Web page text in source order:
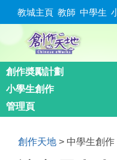
教城主頁 教師 中學生
創作奬勵計劃
小學生創作
管理頁
創作天地 > 中學生創作